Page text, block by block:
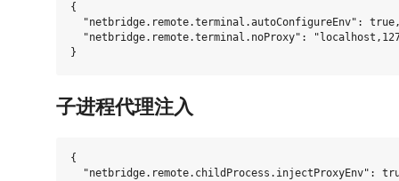
{
"netbridge.remote.terminal.autoConfigureEnv":
"netbridge.remote.terminal.noProxy":
子进程代理注入
{
"netbridge.remote.childProcess.injectProxyEnv":